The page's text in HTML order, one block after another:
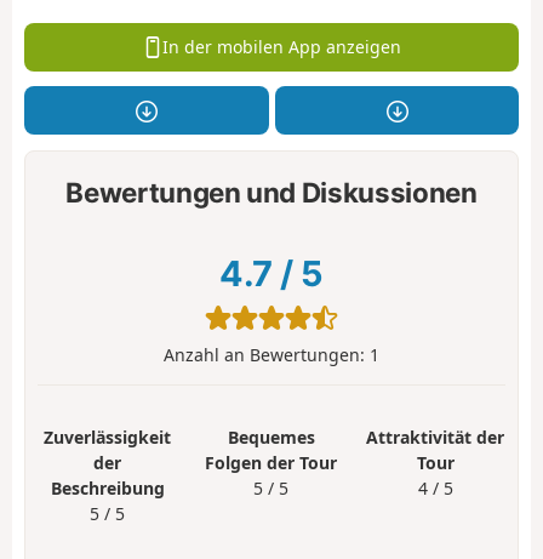
In der mobilen App anzeigen
Bewertungen und Diskussionen
4.7 / 5
Anzahl an Bewertungen: 1
Zuverlässigkeit
der
Beschreibung
5 / 5
Bequemes
Folgen der Tour
5 / 5
Attraktivität der
Tour
4 / 5